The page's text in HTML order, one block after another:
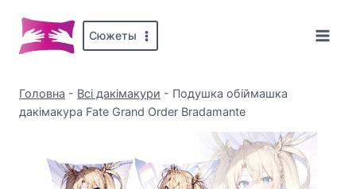
вмісту
Сюжеты
Головна - Всі дакімакури - Подушка обіймашка
дакімакура Fate Grand Order Bradamante